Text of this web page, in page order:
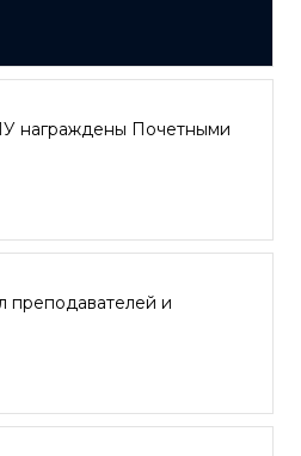
награждены Почетными
преподавателей и